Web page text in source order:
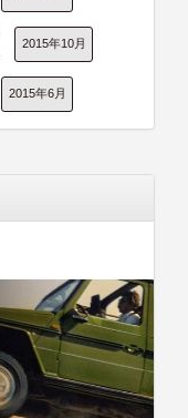
2015年10月
2015年6月